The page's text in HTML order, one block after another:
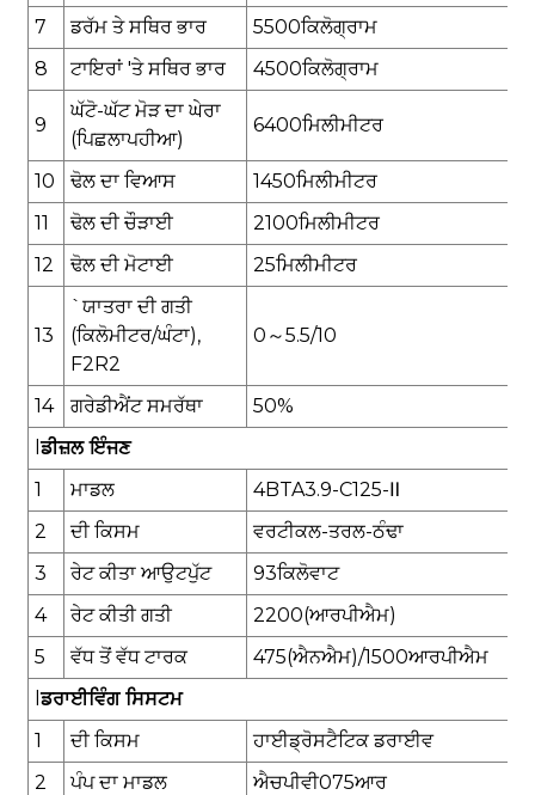
7
ਡਰੱਮ ਤੇ ਸਥਿਰ ਭਾਰ 5500ਕਿਲੋਗ੍ਰਾਮ
8
ਟਾਇਰਾਂ 'ਤੇ ਸਥਿਰ ਭਾਰ 4500ਕਿਲੋਗ੍ਰਾਮ
9
ਘੱਟੋ-ਘੱਟ ਮੋੜ ਦਾ ਘੇਰਾ
(ਪਿਛਲਾਪਹੀਆ)
6400ਮਿਲੀਮੀਟਰ
10 ਢੋਲ ਦਾ ਵਿਆਸ 1450ਮਿਲੀਮੀਟਰ
11
ਢੋਲ ਦੀ ਚੌੜਾਈ 2100ਮਿਲੀਮੀਟਰ
12
ਢੋਲ ਦੀ ਮੋਟਾਈ 25ਮਿਲੀਮੀਟਰ
13
`ਯਾਤਰਾ ਦੀ ਗਤੀ
(ਕਿਲੋਮੀਟਰ/ਘੰਟਾ),
F2R2
0 ～5.5/10
14 ਗਰੇਡੀਐਂਟ ਸਮਰੱਥਾ 50%
lਡੀਜ਼ਲ ਇੰਜਣ
1
ਮਾਡਲ 4BTA3.9-C125-Ⅱ
2
ਦੀ ਕਿਸਮ
ਵਰਟੀਕਲ-ਤਰਲ-ਠੰਢਾ
3
ਰੇਟ ਕੀਤਾ ਆਉਟਪੁੱਟ 93ਕਿਲੋਵਾਟ
4
ਰੇਟ ਕੀਤੀ ਗਤੀ 2200(ਆਰਪੀਐਮ)
5
ਵੱਧ ਤੋਂ ਵੱਧ ਟਾਰਕ 475(ਐਨਐਮ)/1500ਆਰਪੀਐਮ
lਡਰਾਈਵਿੰਗ ਸਿਸਟਮ
1
ਦੀ ਕਿਸਮ
ਹਾਈਡ੍ਰੋਸਟੈਟਿਕ ਡਰਾਈਵ
2
ਪੰਪ ਦਾ ਮਾਡਲ ਐਚਪੀਵੀ075ਆਰ